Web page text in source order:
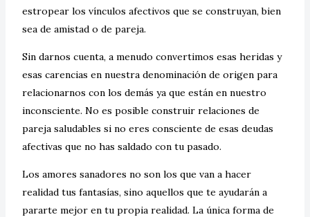
estropear los vínculos afectivos que se construyan, bien
sea de amistad o de pareja.
Sin darnos cuenta, a menudo convertimos esas heridas y
esas carencias en nuestra denominación de origen para
relacionarnos con los demás ya que están en nuestro
inconsciente. No es posible construir relaciones de
pareja saludables si no eres consciente de esas deudas
afectivas que no has saldado con tu pasado.
Los amores sanadores no son los que van a hacer
realidad tus fantasías, sino aquellos que te ayudarán a
pararte mejor en tu propia realidad. La única forma de